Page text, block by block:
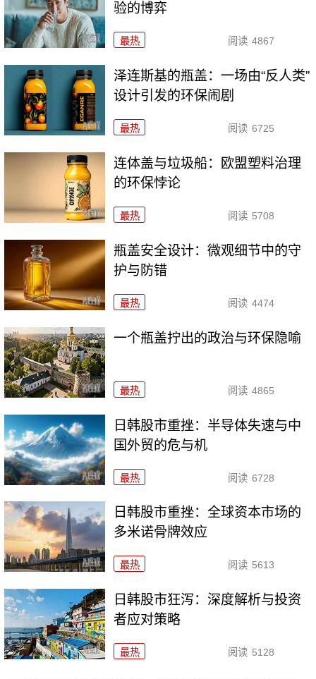
验的博弈
最热 阅读 4867
泽连斯基的瓶盖：一场由“反人类”
设计引发的环保闹剧
最热 阅读 6725
连体盖与垃圾船：欧盟塑料治理
的环保悖论
最热 阅读 5708
瓶盖安全设计：微观细节中的守
护与防错
最热 阅读 4474
一个瓶盖拧出的政治与环保隐喻
最热 阅读 4865
日韩股市重挫：半导体失速与中
国外贸的危与机
最热 阅读 6728
日韩股市重挫：全球资本市场的
多米诺骨牌效应
最热 阅读 5613
日韩股市狂泻：深度解析与投资
者应对策略
最热 阅读 5128